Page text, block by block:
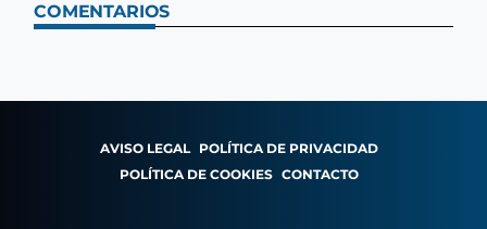
COMENTARIOS
AVISO LEGAL POLÍTICA DE PRIVACIDAD
POLÍTICA DE COOKIES CONTACTO